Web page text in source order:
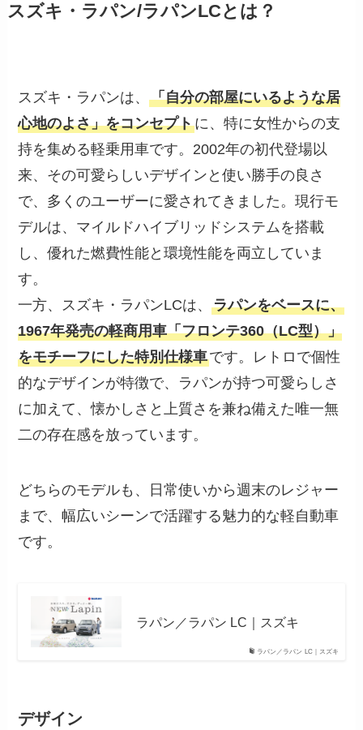
スズキ・ラパン/ラパンLCとは？
スズキ・ラパンは、「自分の部屋にいるような居
心地のよさ」をコンセプトに、特に女性からの支
持を集める軽乗用車です。2002年の初代登場以
来、その可愛らしいデザインと使い勝手の良さ
で、多くのユーザーに愛されてきました。現行モ
デルは、マイルドハイブリッドシステムを搭載
し、優れた燃費性能と環境性能を両立していま
す。
一方、スズキ・ラパンLCは、ラパンをベースに、
1967年発売の軽商用車「フロンテ360（LC型）」
をモチーフにした特別仕様車です。レトロで個性
的なデザインが特徴で、ラパンが持つ可愛らしさ
に加えて、懐かしさと上質さを兼ね備えた唯一無
二の存在感を放っています。
どちらのモデルも、日常使いから週末のレジャー
まで、幅広いシーンで活躍する魅力的な軽自動車
です。
ラパン／ラパン LC｜スズキ
ラパン／ラパン LC｜スズキ
デザイン